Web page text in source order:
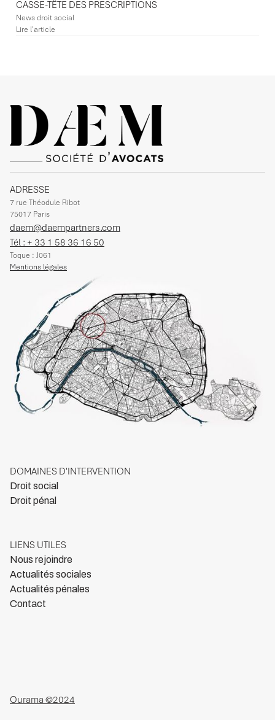
CASSE-TÊTE DES PRESCRIPTIONS
News droit social
Lire l'article
ADRESSE
7 rue Théodule Ribot
75017 Paris
daem@daempartners.com
Tél : + 33 1 58 36 16 50
Toque : J061
Mentions légales
DOMAINES D'INTERVENTION
Droit social
Droit pénal
LIENS UTILES
Nous rejoindre
Actualités sociales
Actualités pénales
Contact
Ourama ©2024